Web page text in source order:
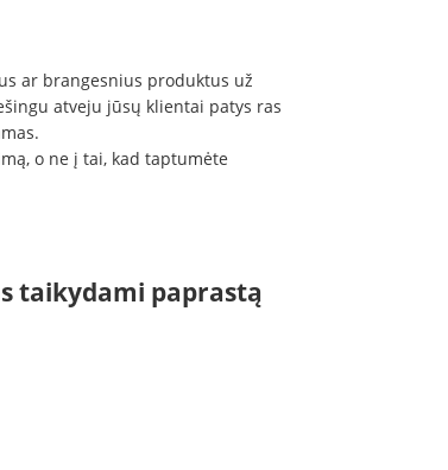
ar brangesnius produktus už
atveju jūsų klientai patys ras
o ne į tai, kad taptumėte
taikydami paprastą